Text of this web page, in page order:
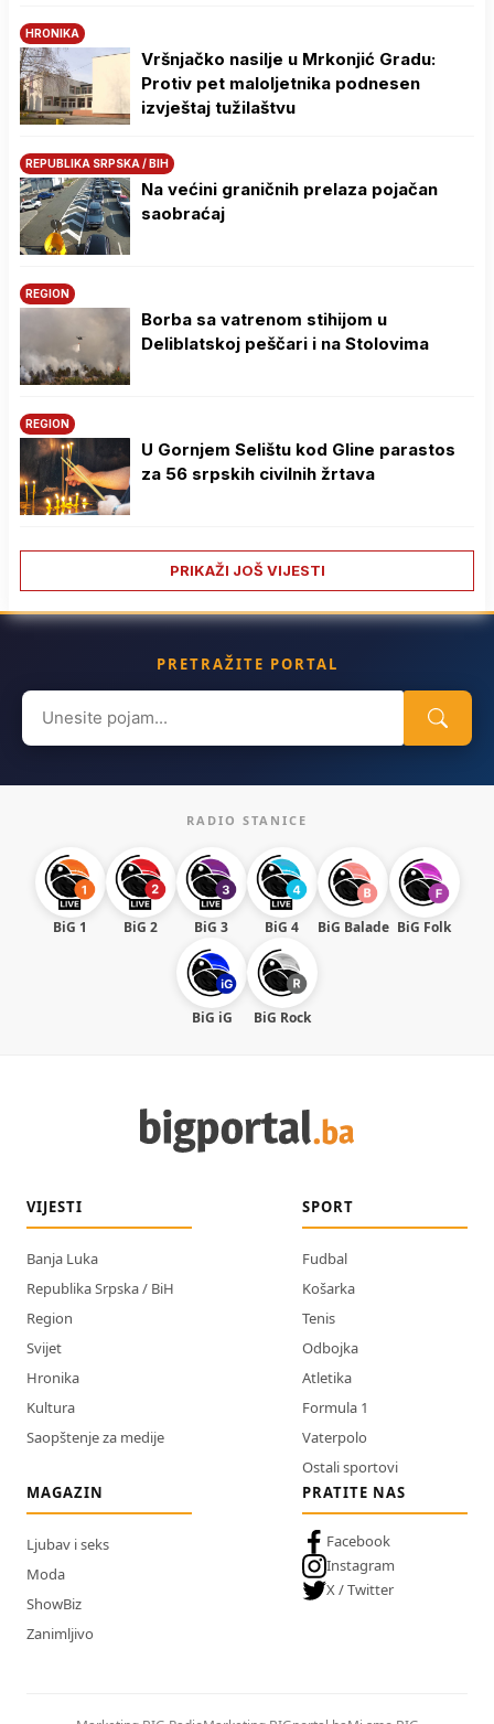
HRONIKA
Vršnjačko nasilje u Mrkonjić Gradu:
Protiv pet maloljetnika podnesen
izvještaj tužilaštvu
REPUBLIKA SRPSKA / BIH
Na većini graničnih prelaza pojačan
saobraćaj
REGION
Borba sa vatrenom stihijom u
Deliblatskoj peščari i na Stolovima
REGION
U Gornjem Selištu kod Gline parastos
za 56 srpskih civilnih žrtava
PRIKAŽI JOŠ VIJESTI
PRETRAŽITE PORTAL
Search
for:
RADIO STANICE
BiG 1 BiG 2 BiG 3 BiG 4 BiG Balade BiG Folk
BiG iG BiG Rock
VIJESTI
Banja Luka
Republika Srpska / BiH
Region
Svijet
Hronika
Kultura
Saopštenje za medije
SPORT
Fudbal
Košarka
Tenis
Odbojka
Atletika
Formula 1
Vaterpolo
Ostali sportovi
MAGAZIN
Ljubav i seks
Moda
ShowBiz
Zanimljivo
PRATITE NAS
Facebook
Instagram
X / Twitter